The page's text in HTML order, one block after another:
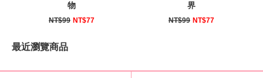
物
NT$99 NT$77
界
NT$99 NT$77
最近瀏覽商品